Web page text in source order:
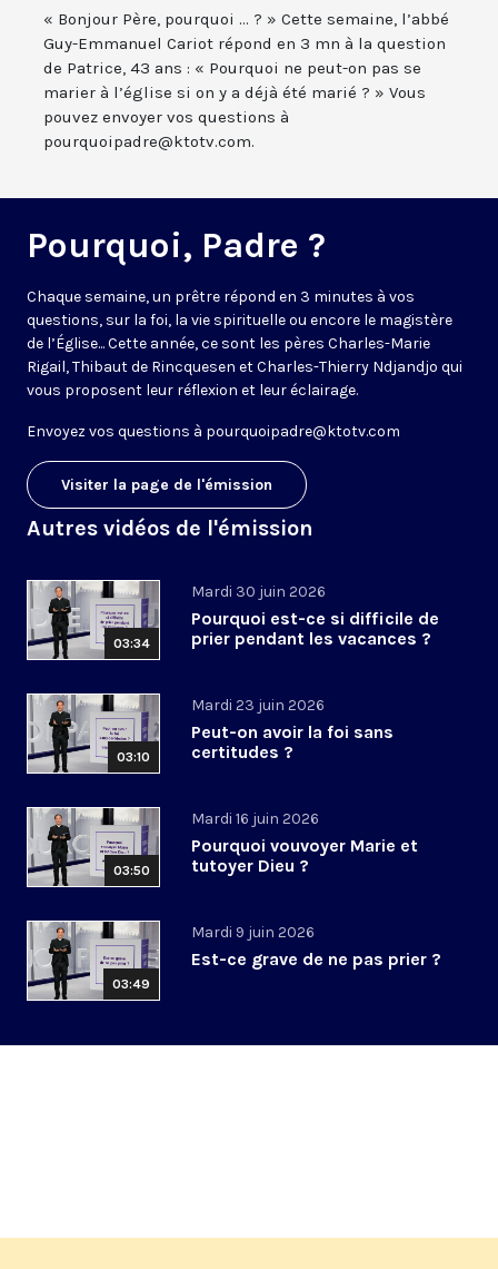
« Bonjour Père, pourquoi ... ? » Cette semaine, l’abbé
Guy-Emmanuel Cariot répond en 3 mn à la question
de Patrice, 43 ans : « Pourquoi ne peut-on pas se
marier à l’église si on y a déjà été marié ? » Vous
pouvez envoyer vos questions à
pourquoipadre@ktotv.com.
Pourquoi, Padre ?
Chaque semaine, un prêtre répond en 3 minutes à vos
questions, sur la foi, la vie spirituelle ou encore le magistère
de l’Église... Cette année, ce sont les pères Charles-Marie
Rigail, Thibaut de Rincquesen et Charles-Thierry Ndjandjo qui
vous proposent leur réflexion et leur éclairage.
Envoyez vos questions à pourquoipadre@ktotv.com
Visiter la page de l'émission
Autres vidéos de l'émission
03:34
Mardi 30 juin 2026
Pourquoi est-ce si difficile de
prier pendant les vacances ?
03:10
Mardi 23 juin 2026
Peut-on avoir la foi sans
certitudes ?
03:50
Mardi 16 juin 2026
Pourquoi vouvoyer Marie et
tutoyer Dieu ?
03:49
Mardi 9 juin 2026
Est-ce grave de ne pas prier ?